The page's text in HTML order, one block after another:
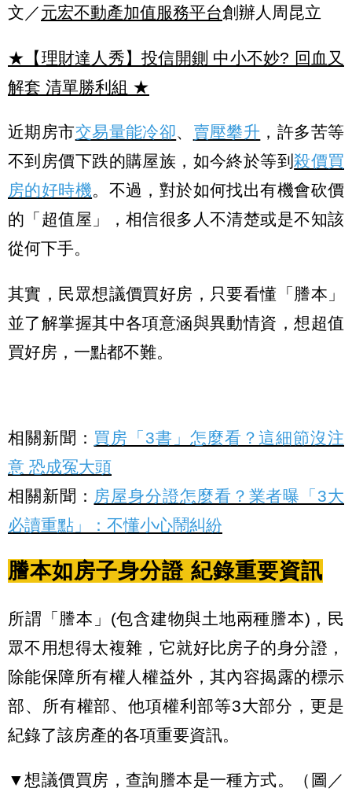
文／元宏不動產加值服務平台創辦人周昆立
★【理財達人秀】投信開鍘 中小不妙? 回血又
解套 清單勝利組 ★
近期房市交易量能冷卻、 賣壓攀升 ，許多苦等
不到房價下跌的購屋族，如今終於等到殺價買
房的好時機。不過，對於如何找出有機會砍價
的「超值屋」，相信很多人不清楚或是不知該
從何下手。
其實，民眾想議價買好房，只要看懂「謄本」
並了解掌握其中各項意涵與異動情資，想超值
買好房，一點都不難。
相關新聞： 買房「3書」怎麼看？這細節沒注
意 恐成冤大頭
相關新聞： 房屋身分證怎麼看？業者曝「3大
必讀重點」：不懂小心鬧糾紛
謄本如房子身分證 紀錄重要資訊
所謂「謄本」(包含建物與土地兩種謄本)，民
眾不用想得太複雜，它就好比房子的身分證，
除能保障所有權人權益外，其內容揭露的標示
部、所有權部、他項權利部等3大部分，更是
紀錄了該房產的各項重要資訊。
▼想議價買房，查詢謄本是一種方式。（圖／